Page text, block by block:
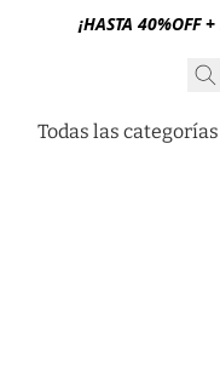
¡HASTA 40%OFF
Todas las categorías